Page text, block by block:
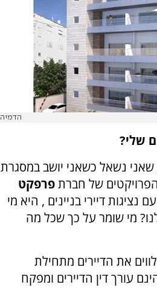
הדמיה
שלי?
נשאל כשאני יושב במסגרת
של חברתפרפקט
עם נציגות דיירי בניינים , היא מי
מי שומר על כך שכל מה
את הדיירים מתחילת
עורך דין הדיירים ומפקח